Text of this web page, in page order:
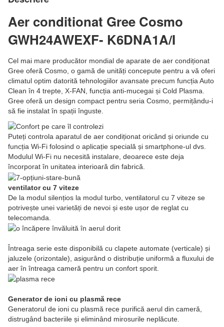
Aer conditionat Gree Cosmo
GWH24AWEXF- K6DNA1A/I
Cel mai mare producător mondial de aparate de aer condiționat
Gree oferă Cosmo, o gamă de unități concepute pentru a vă oferi
climatul optim datorită tehnologiilor avansate precum funcția Auto
Clean în 4 trepte, X-FAN, funcția anti-mucegai și Cold Plasma.
Gree oferă un design compact pentru seria Cosmo, permițându-i
să fie instalat în spații înguste.
Puteți controla aparatul de aer condiționat oricând și oriunde cu
funcția Wi-Fi folosind o aplicație specială și smartphone-ul dvs.
Modulul Wi-Fi nu necesită instalare, deoarece este deja
încorporat în unitatea interioară din fabrică.
ventilator cu 7 viteze
De la modul silențios la modul turbo, ventilatorul cu 7 viteze se
potrivește unei varietăți de nevoi și este ușor de reglat cu
telecomanda.
Întreaga serie este disponibilă cu clapete automate (verticale) și
jaluzele (orizontale), asigurând o distribuție uniformă a fluxului de
aer în întreaga cameră pentru un confort sporit.
Generator de ioni cu plasmă rece
Generatorul de ioni cu plasmă rece purifică aerul din cameră,
distrugând bacteriile și eliminând mirosurile neplăcute.